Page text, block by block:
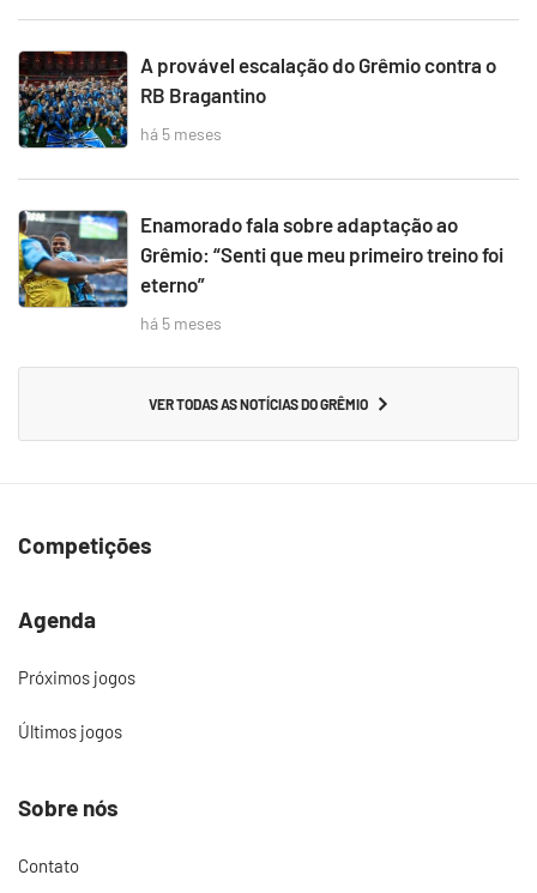
A provável escalação do Grêmio contra o
RB Bragantino
há 5 meses
Enamorado fala sobre adaptação ao
Grêmio: “Senti que meu primeiro treino foi
eterno”
há 5 meses
VER TODAS AS NOTÍCIAS DO GRÊMIO
Competições
Agenda
Próximos jogos
Últimos jogos
Sobre nós
Contato